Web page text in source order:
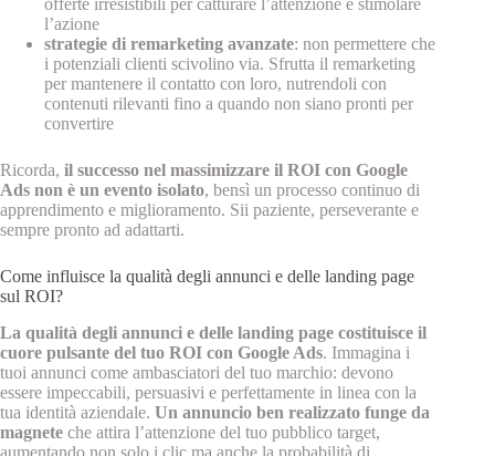
offerte irresistibili per catturare l’attenzione e stimolare
l’azione
strategie di remarketing avanzate: non permettere che
i potenziali clienti scivolino via. Sfrutta il remarketing
per mantenere il contatto con loro, nutrendoli con
contenuti rilevanti fino a quando non siano pronti per
convertire
Ricorda, il successo nel massimizzare il ROI con Google
Ads non è un evento isolato, bensì un processo continuo di
apprendimento e miglioramento. Sii paziente, perseverante e
sempre pronto ad adattarti.
Come influisce la qualità degli annunci e delle landing page
sul ROI?
La qualità degli annunci e delle landing page costituisce il
cuore pulsante del tuo ROI con Google Ads. Immagina i
tuoi annunci come ambasciatori del tuo marchio: devono
essere impeccabili, persuasivi e perfettamente in linea con la
tua identità aziendale. Un annuncio ben realizzato funge da
magnete che attira l’attenzione del tuo pubblico target,